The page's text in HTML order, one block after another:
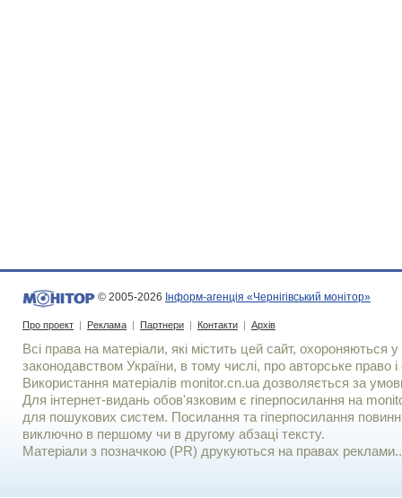
© 2005-2026 Інформ-агенція «Чернігівський монітор»
Про проект | Реклама | Партнери | Контакти | Архів
Всі права на матеріали, які містить цей сайт, охороняються у
законодавством України, в тому числі, про авторське право і
Використання матерiалiв monitor.cn.ua дозволяється за
Для iнтернет-видань обов'язковим є гiперпосилання на
для пошукових систем. Посилання та гіперпосилання
виключно в першому чи в другому абзаці тексту.
Матеріали з позначкою (PR) друкуються на правах реклами..